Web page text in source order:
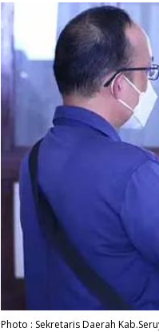
Photo : Sekretaris Daerah